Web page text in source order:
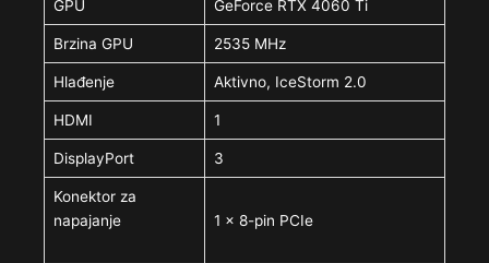
GPU GeForce RTX 4060 Ti
Brzina GPU 2535 MHz
Hlađenje Aktivno, IceStorm 2.0
HDMI 1
DisplayPort 3
Konektor za
napajanje
1 x 8-pin PCIe